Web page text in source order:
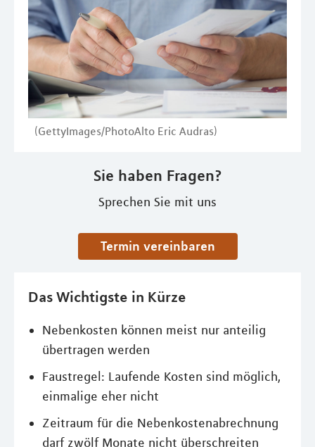
(GettyImages/PhotoAlto Eric Audras)
Sie haben Fragen?
Sprechen Sie mit uns
Termin vereinbaren
Das Wichtigste in Kürze
Nebenkosten können meist nur anteilig
übertragen werden
Faustregel: Laufende Kosten sind möglich,
einmalige eher nicht
Zeitraum für die Nebenkostenabrechnung
darf zwölf Monate nicht überschreiten